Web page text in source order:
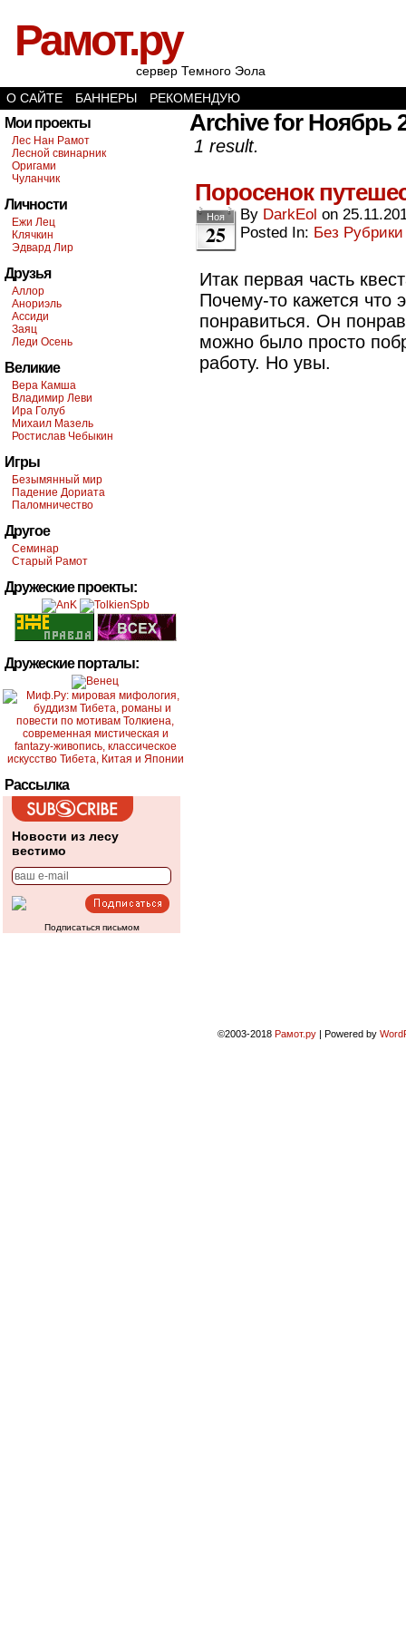
Рамот.ру
сервер Темного Эола
О САЙТЕ
БАННЕРЫ РЕКОМЕНДУЮ
Мои проекты
Лес Нан Рамот
Лесной свинарник
Оригами
Чуланчик
Личности
Ежи Лец
Клячкин
Эдвард Лир
Друзья
Аллор
Анориэль
Ассиди
Заяц
Леди Осень
Великие
Вера Камша
Владимир Леви
Ира Голуб
Михаил Мазель
Ростислав Чебыкин
Игры
Безымянный мир
Падение Дориата
Паломничество
Другое
Семинар
Старый Рамот
Дружеские проекты:
Дружеские порталы:
Рассылка
Новости из лесу
вестимо
Подписаться письмом
Archive for Ноябрь
1 result.
Поросенок
Ноя
25
By DarkEol on
Posted In: Без Рубрики
Итак первая часть
Почему-то кажется что
понравиться. Он
можно было просто
работу. Но увы.
©2003-2018 Рамот.ру | Powered by